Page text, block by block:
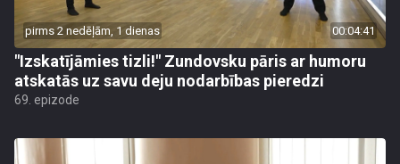
pirms 2 nedēļām, 1 dienas 00:04:41
"Izskatījāmies tizli!" Zundovsku pāris ar humoru
atskatās uz savu deju nodarbības pieredzi
69. epizode